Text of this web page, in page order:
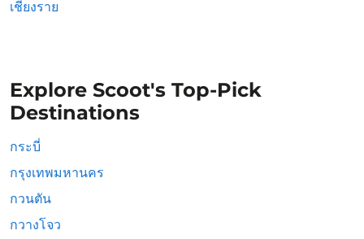
เชียงราย
Explore Scoot's Top-Pick
Destinations
กระบี่
กรุงเทพมหานคร
กวนตัน
กวางโจว